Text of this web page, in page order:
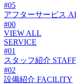
#05
アフターサービス
#00
VIEW ALL
SERVICE
#01
スタッフ紹介 STAFF
#02
設備紹介 FACILITY